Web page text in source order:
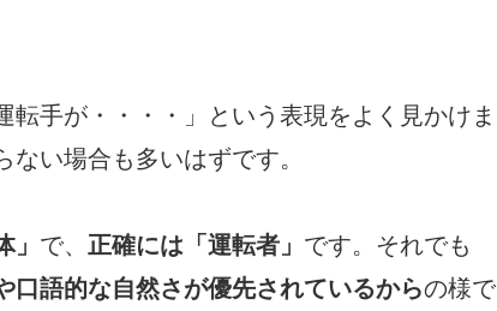
手が・・・・」という表現をよく見かけま
い場合も多いはずです。
」 で、 正確には「運転者」 です。それでも
口語的な自然さが優先されているからの様で